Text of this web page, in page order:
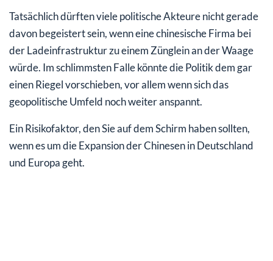
Tatsächlich dürften viele politische Akteure nicht gerade
davon begeistert sein, wenn eine chinesische Firma bei
der Ladeinfrastruktur zu einem Zünglein an der Waage
würde. Im schlimmsten Falle könnte die Politik dem gar
einen Riegel vorschieben, vor allem wenn sich das
geopolitische Umfeld noch weiter anspannt.
Ein Risikofaktor, den Sie auf dem Schirm haben sollten,
wenn es um die Expansion der Chinesen in Deutschland
und Europa geht.